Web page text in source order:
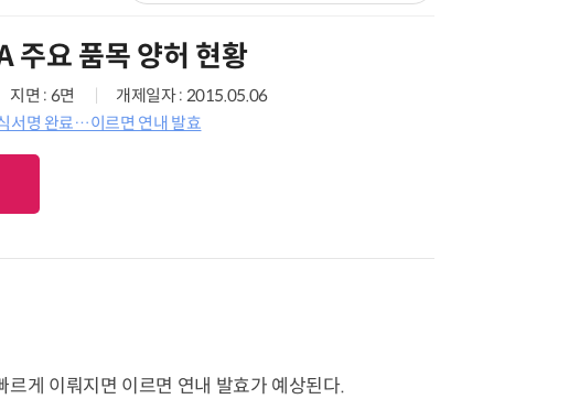
주요 품목 양허 현황
지면 : 6면
개제일자 : 2015.05.06
서명 완료…이르면 연내 발효
게 이뤄지면 이르면 연내 발효가 예상된다.